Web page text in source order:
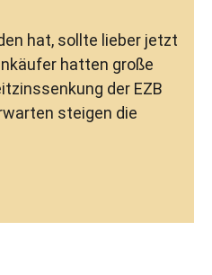
hat, sollte lieber jetzt
hatten große
der EZB
steigen die